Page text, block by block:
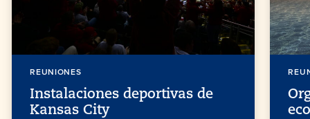
REUNIONES
Instalaciones deportivas de
Kansas City